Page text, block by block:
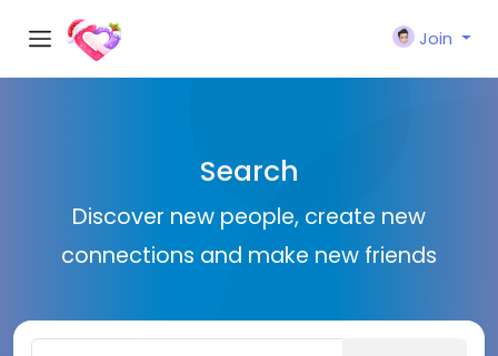
Join
Search
Discover new people, create new
connections and make new friends